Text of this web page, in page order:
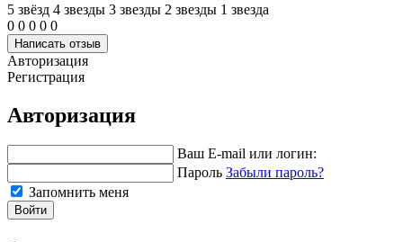
5 звёзд 4 звeзды 3 звeзды 2 звeзды 1 звeзда
0 0 0 0 0
Написать отзыв
Авторизация
Регистрация
Авторизация
Ваш E-mail или логин:
Пароль Забыли пароль?
Запомнить меня
Войти